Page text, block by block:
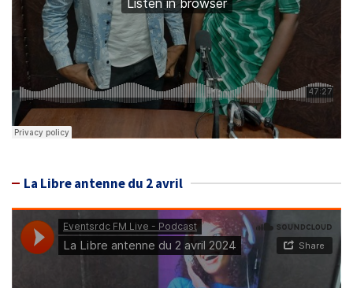
La Libre antenne du 2 avril